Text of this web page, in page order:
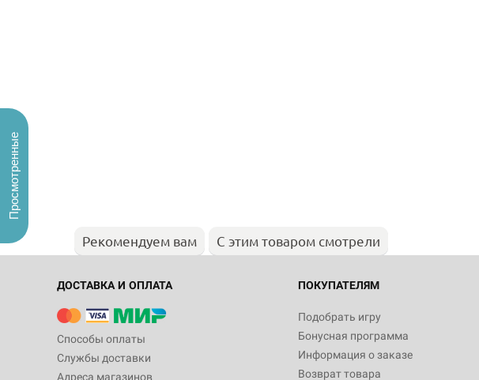
Рекомендуем вам С этим товаром смотрели
ДОСТАВКА И ОПЛАТА
Способы оплаты
Службы доставки
Адреса магазинов
ПОКУПАТЕЛЯМ
Подобрать игру
Бонусная программа
Информация о заказе
Возврат товара
Просмотренные